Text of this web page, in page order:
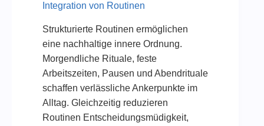
Integration von Routinen
Strukturierte Routinen ermöglichen
eine nachhaltige innere Ordnung.
Morgendliche Rituale, feste
Arbeitszeiten, Pausen und Abendrituale
schaffen verlässliche Ankerpunkte im
Alltag. Gleichzeitig reduzieren
Routinen Entscheidungsmüdigkeit,